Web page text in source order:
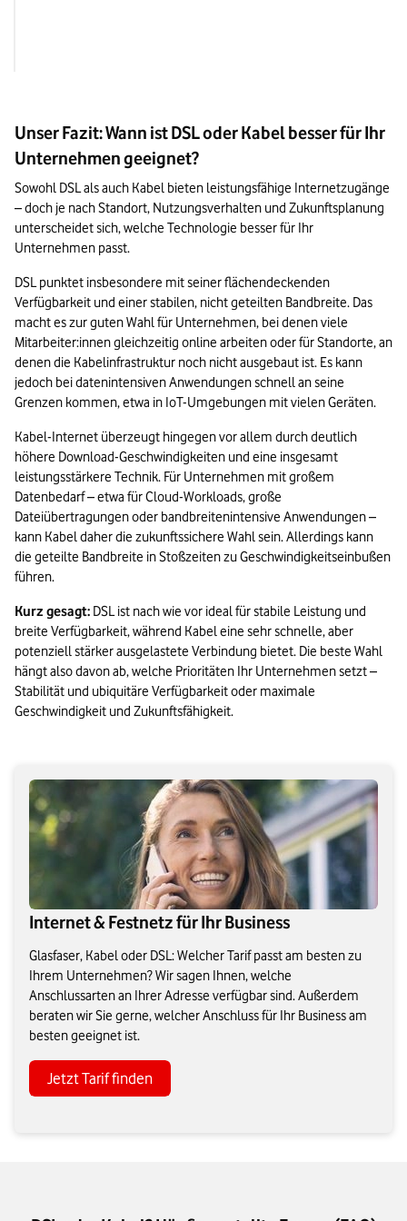
- störungsanfälliger
Kabelanschlüsse
Unser Fazit: Wann ist DSL oder Kabel besser für Ihr
Unternehmen geeignet?
Sowohl DSL als auch Kabel bieten leistungsfähige Internetzugänge
– doch je nach Standort, Nutzungsverhalten und Zukunftsplanung
unterscheidet sich, welche Technologie besser für Ihr
Unternehmen passt.
DSL punktet insbesondere mit seiner flächendeckenden
Verfügbarkeit und einer stabilen, nicht geteilten Bandbreite. Das
macht es zur guten Wahl für Unternehmen, bei denen viele
Mitarbeiter:innen gleichzeitig online arbeiten oder für Standorte, an
denen die Kabelinfrastruktur noch nicht ausgebaut ist. Es kann
jedoch bei datenintensiven Anwendungen schnell an seine
Grenzen kommen, etwa in IoT-Umgebungen mit vielen Geräten.
Kabel-Internet überzeugt hingegen vor allem durch deutlich
höhere Download-Geschwindigkeiten und eine insgesamt
leistungsstärkere Technik. Für Unternehmen mit großem
Datenbedarf – etwa für Cloud-Workloads, große
Dateiübertragungen oder bandbreitenintensive Anwendungen –
kann Kabel daher die zukunftssichere Wahl sein. Allerdings kann
die geteilte Bandbreite in Stoßzeiten zu Geschwindigkeitseinbußen
führen.
Kurz gesagt: DSL ist nach wie vor ideal für stabile Leistung und
breite Verfügbarkeit, während Kabel eine sehr schnelle, aber
potenziell stärker ausgelastete Verbindung bietet. Die beste Wahl
hängt also davon ab, welche Prioritäten Ihr Unternehmen setzt –
Stabilität und ubiquitäre Verfügbarkeit oder maximale
Geschwindigkeit und Zukunftsfähigkeit.
Internet & Festnetz für Ihr Business
Glasfaser, Kabel oder DSL: Welcher Tarif passt am besten zu
Ihrem Unternehmen? Wir sagen Ihnen, welche
Anschlussarten an Ihrer Adresse verfügbar sind. Außerdem
beraten wir Sie gerne, welcher Anschluss für Ihr Business am
besten geeignet ist.
Jetzt Tarif finden